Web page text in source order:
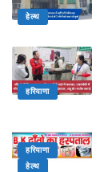
हेल्थ
हरियाणा
हरियाणा
हेल्थ